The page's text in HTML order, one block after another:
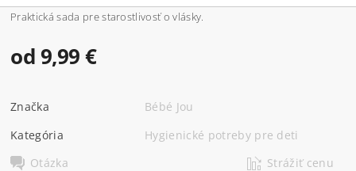
Praktická sada pre starostlivosť o vlásky.
od 9,99 €
Značka
Bébé Jou
Kategória
Hygienické potreby pre deti
Otázka
Strážiť cenu